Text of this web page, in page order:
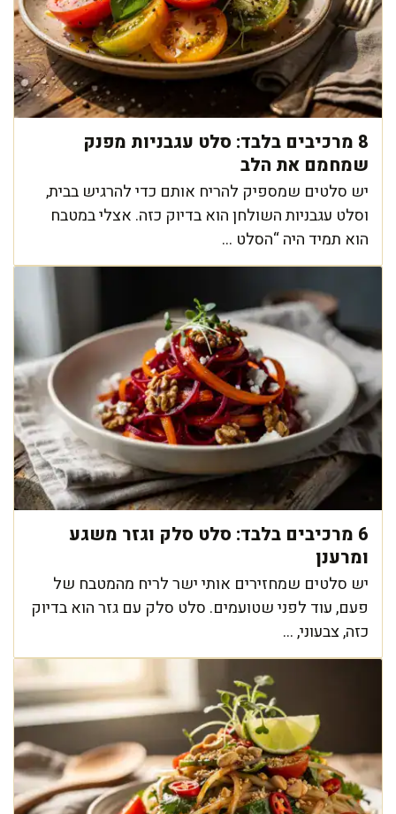
8 מרכיבים בלבד: סלט עגבניות מפנק
שמחמם את הלב
יש סלטים שמספיק להריח אותם כדי להרגיש בבית,
וסלט עגבניות השולחן הוא בדיוק כזה. אצלי במטבח
הוא תמיד היה “הסלט ...
6 מרכיבים בלבד: סלט סלק וגזר משגע
ומרענן
יש סלטים שמחזירים אותי ישר לריח מהמטבח של
פעם, עוד לפני שטועמים. סלט סלק עם גזר הוא בדיוק
כזה, צבעוני, ...